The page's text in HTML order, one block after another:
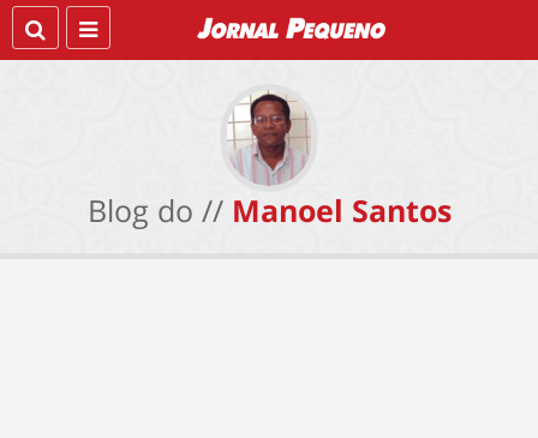
Blog do // Manoel Santos